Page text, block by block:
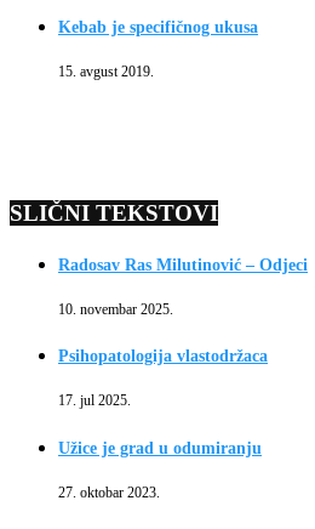
Kebab je specifičnog ukusa
15. avgust 2019.
SLIČNI TEKSTOVI
Radosav Ras Milutinović – Odjeci
10. novembar 2025.
Psihopatologija vlastodržaca
17. jul 2025.
Užice je grad u odumiranju
27. oktobar 2023.